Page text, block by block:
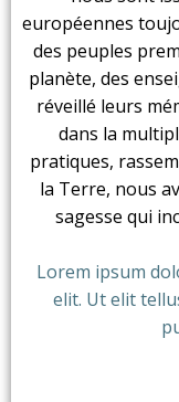
européennes
des peuples
planète, des
réveillé leurs
dans la
pratiques,
la Terre, nous
sagesse qui
Lorem ipsum
elit. Ut elit